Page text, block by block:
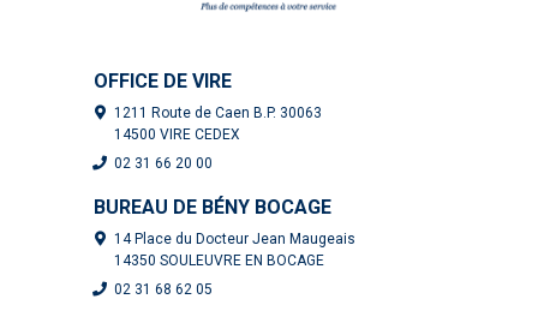
OFFICE DE VIRE
1211 Route de Caen B.P. 30063
14500 VIRE CEDEX
02 31 66 20 00
BUREAU DE BÉNY BOCAGE
14 Place du Docteur Jean Maugeais
14350 SOULEUVRE EN BOCAGE
02 31 68 62 05